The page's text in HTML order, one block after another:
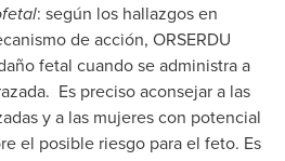
: según los hallazgos en
de acción, ORSERDU
fetal cuando se administra a
Es preciso aconsejar a las
y a las mujeres con potencial
el posible riesgo para el feto. Es